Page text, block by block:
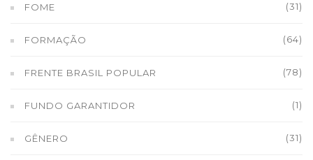
FOME (31)
FORMAÇÃO (64)
FRENTE BRASIL POPULAR (78)
FUNDO GARANTIDOR (1)
GÊNERO (31)